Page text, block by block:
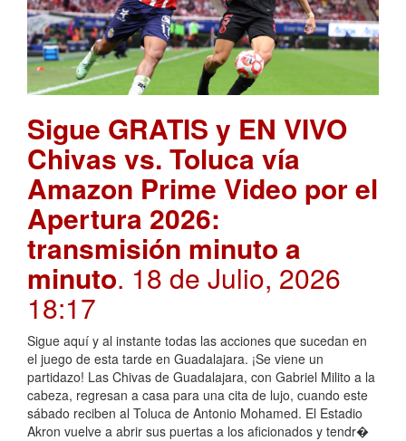
Sigue GRATIS y EN VIVO
Chivas vs. Toluca vía
Amazon Prime Video por el
Apertura 2026:
transmisión minuto a
minuto. 18 de Julio, 2026
18:17
Sigue aquí y al instante todas las acciones que sucedan en
el juego de esta tarde en Guadalajara. ¡Se viene un
partidazo! Las Chivas de Guadalajara, con Gabriel Milito a la
cabeza, regresan a casa para una cita de lujo, cuando este
sábado reciben al Toluca de Antonio Mohamed. El Estadio
Akron vuelve a abrir sus puertas a los aficionados y tendr�